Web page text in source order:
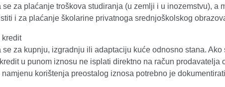
se za plaćanje troškova studiranja (u zemlji i u inozemstvu), a
i za plaćanje školarine privatnoga srednjoškolskog
kredit
se za kupnju, izgradnju ili adaptaciju kuće odnosno stana. Ako
u punom iznosu ne isplati direktno na račun prodavatelja
namjenu korištenja preostalog iznosa potrebno je